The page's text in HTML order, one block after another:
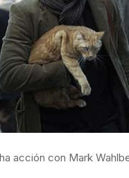
acción con Mark